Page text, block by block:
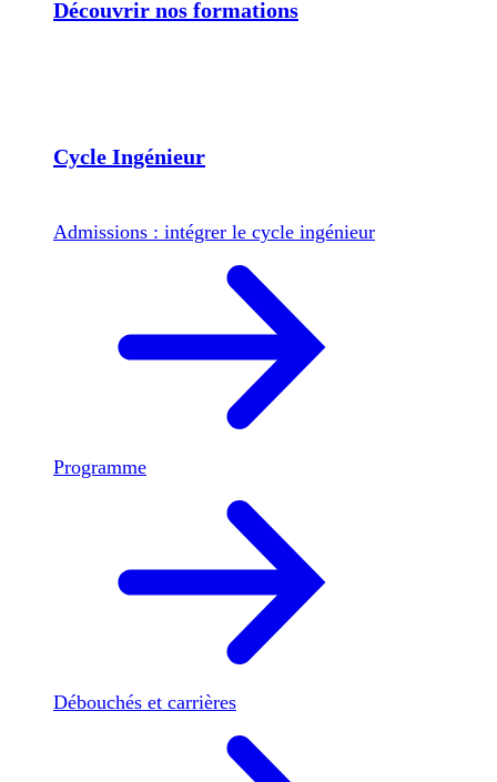
Découvrir nos formations
Cycle Ingénieur
Admissions : intégrer le cycle ingénieur
Programme
Débouchés et carrières